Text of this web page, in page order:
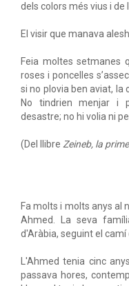
dels colors més vius i de
El visir que manava
Feia moltes setmanes
roses i poncelles
si no plovia ben aviat, la
No tindrien menjar i
desastre; no hi volia ni
(Del llibre Zeineb, la
Fa molts i molts anys al
Ahmed. La seva
d'Aràbia, seguint el camí
L'Ahmed tenia cinc
passava hores,